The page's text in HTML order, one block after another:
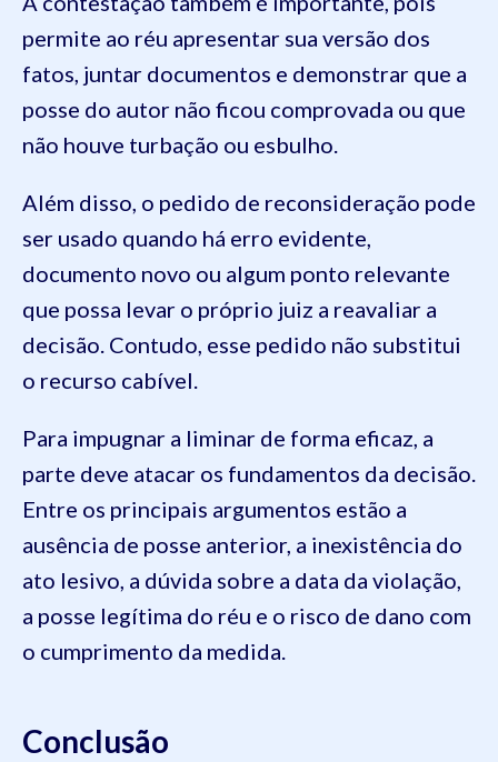
permite ao réu apresentar sua versão dos
fatos, juntar documentos e demonstrar que a
posse do autor não ficou comprovada ou que
não houve turbação ou esbulho.
Além disso, o pedido de reconsideração pode
ser usado quando há erro evidente,
documento novo ou algum ponto relevante
que possa levar o próprio juiz a reavaliar a
decisão. Contudo, esse pedido não substitui
o recurso cabível.
Para impugnar a liminar de forma eficaz, a
parte deve atacar os fundamentos da decisão.
Entre os principais argumentos estão a
ausência de posse anterior, a inexistência do
ato lesivo, a dúvida sobre a data da violação,
a posse legítima do réu e o risco de dano com
o cumprimento da medida.
Conclusão